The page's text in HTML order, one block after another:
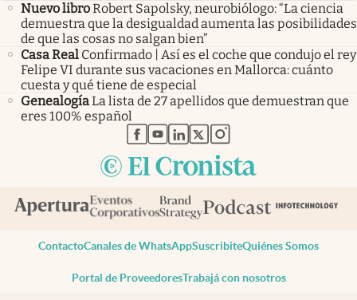
Nuevo libroRobert Sapolsky, neurobiólogo: “La ciencia
demuestra que la desigualdad aumenta las posibilidades
de que las cosas no salgan bien”
Casa Real Confirmado | Así es el coche que condujo el rey
Felipe VI durante sus vacaciones en Mallorca: cuánto
cuesta y qué tiene de especial
GenealogíaLa lista de 27 apellidos que demuestran que
eres 100% español
abre en nueva pestaña
abre en nueva pestaña
abre en nueva pestaña
abre en nueva pestaña
abre en nueva pestaña
ContactoCanales de WhatsAppSuscribiteQuiénes Somos
Portal de ProveedoresTrabajá con nosotros